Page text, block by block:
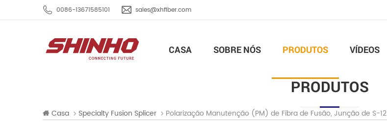
0086-13671585101 sales@xhfiber.com
CASA SOBRE NÓS PRODUTOS VÍDEOS
PRODUTOS
Casa Specialty Fusion Splicer Polarização Manutenção (PM) de Fibra de Fusão, Junção de S-12